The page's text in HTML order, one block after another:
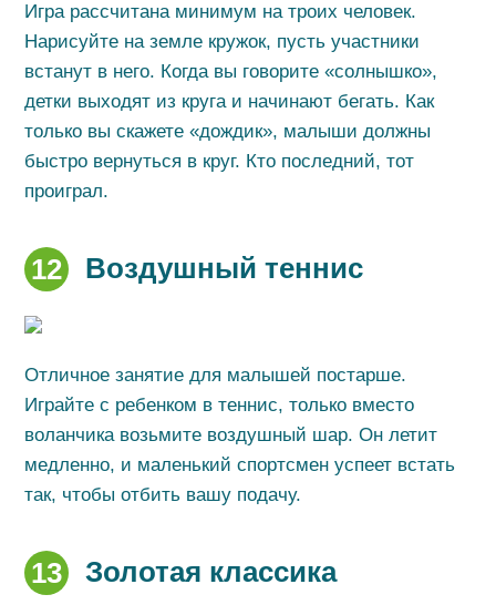
Игра рассчитана минимум на троих человек.
Нарисуйте на земле кружок, пусть участники
встанут в него. Когда вы говорите «солнышко»,
детки выходят из круга и начинают бегать. Как
только вы скажете «дождик», малыши должны
быстро вернуться в круг. Кто последний, тот
проиграл.
12 Воздушный теннис
Отличное занятие для малышей постарше.
Играйте с ребенком в теннис, только вместо
воланчика возьмите воздушный шар. Он летит
медленно, и маленький спортсмен успеет встать
так, чтобы отбить вашу подачу.
13 Золотая классика